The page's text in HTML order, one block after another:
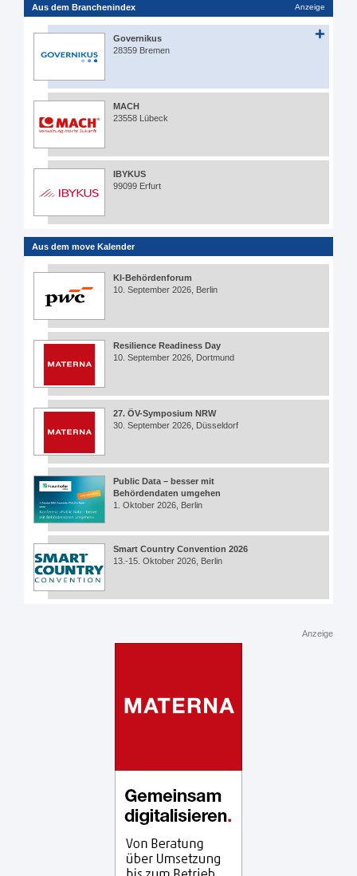
Aus dem Branchenindex Anzeige
Governikus
28359 Bremen
MACH
23558 Lübeck
IBYKUS
99099 Erfurt
Aus dem move Kalender
KI-Behördenforum
10. September 2026, Berlin
Resilience Readiness Day
10. September 2026, Dortmund
27. ÖV-Symposium NRW
30. September 2026, Düsseldorf
Public Data – besser mit
Behördendaten umgehen
1. Oktober 2026, Berlin
Smart Country Convention 2026
13.-15. Oktober 2026, Berlin
Anzeige